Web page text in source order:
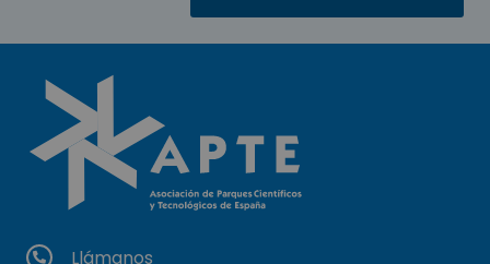
Llámanos